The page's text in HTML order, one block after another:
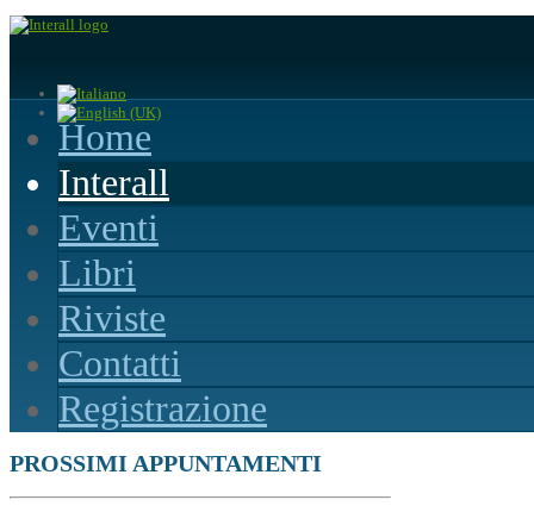
Home
Interall
Eventi
Libri
Riviste
Contatti
Registrazione
PROSSIMI APPUNTAMENTI